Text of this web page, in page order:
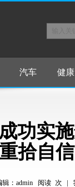
汽车 健康
功实
拾自信
辑：admin 阅读 次